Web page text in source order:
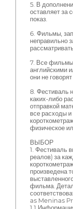
5. В
оставляет за
показ.
6. Фильмы,
неправильно
7. Все
английскими
они не
8. Фестиваль
каких-либо
отправкой
все расходы
физическое
ВЫБОР
1. Фестиваль
реалов) за
произведена
фильма.
as Meninas